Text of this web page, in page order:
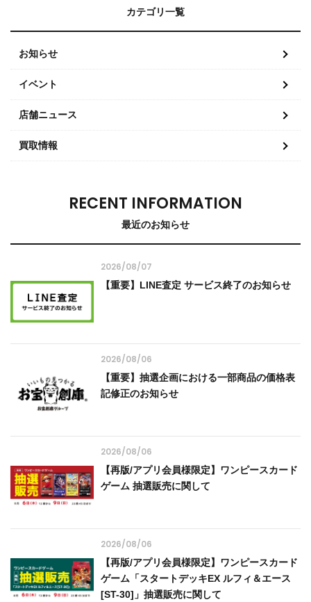
カテゴリ一覧
お知らせ
イベント
店舗ニュース
買取情報
RECENT INFORMATION
最近のお知らせ
2026/08/07
【重要】LINE査定 サービス終了のお知らせ
2026/08/06
【重要】抽選企画における一部商品の価格表
記修正のお知らせ
2026/08/06
【再版/アプリ会員様限定】ワンピースカード
ゲーム 抽選販売に関して
2026/08/06
【再版/アプリ会員様限定】ワンピースカード
ゲーム「スタートデッキEX ルフィ＆エース
[ST-30]」抽選販売に関して